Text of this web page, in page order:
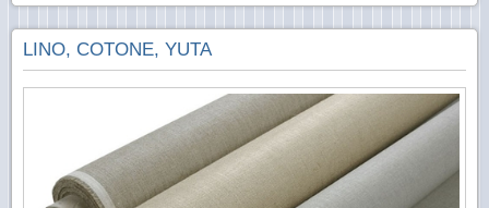
LINO, COTONE, YUTA